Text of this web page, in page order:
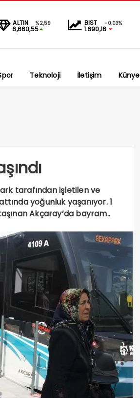
ALTIN %2,59
6,660,55
BIST -0.03%
1.690,16
Teknoloji İletişim Künye
tarafından işletilen ve
yoğunluk yaşanıyor. 1
Akçaray’da bayram..